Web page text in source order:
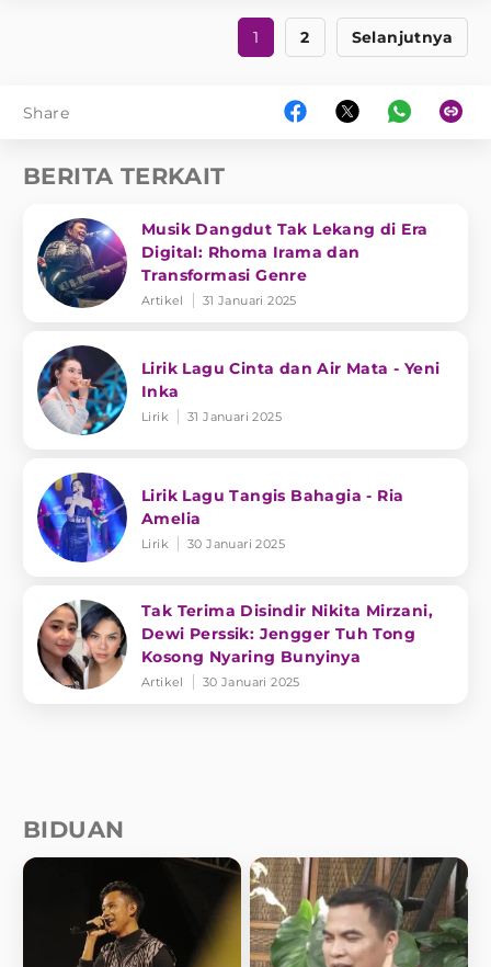
1 2 Selanjutnya
Share
BERITA TERKAIT
Musik Dangdut Tak Lekang di Era
Digital: Rhoma Irama dan
Transformasi Genre
Artikel 31 Januari 2025
Lirik Lagu Cinta dan Air Mata - Yeni
Inka
Lirik 31 Januari 2025
Lirik Lagu Tangis Bahagia - Ria
Amelia
Lirik 30 Januari 2025
Tak Terima Disindir Nikita Mirzani,
Dewi Perssik: Jengger Tuh Tong
Kosong Nyaring Bunyinya
Artikel 30 Januari 2025
BIDUAN